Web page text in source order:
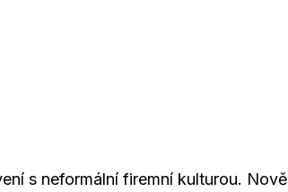
s neformální firemní kulturou. Nově